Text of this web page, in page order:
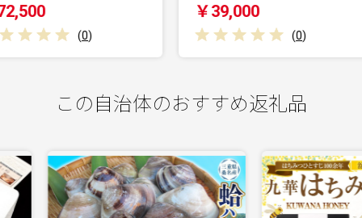
) ( 0)
この自治体のおすすめ返礼品